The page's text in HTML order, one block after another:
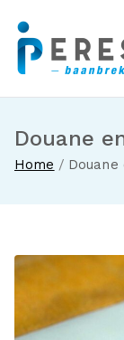
naar
Douane
Home Douane